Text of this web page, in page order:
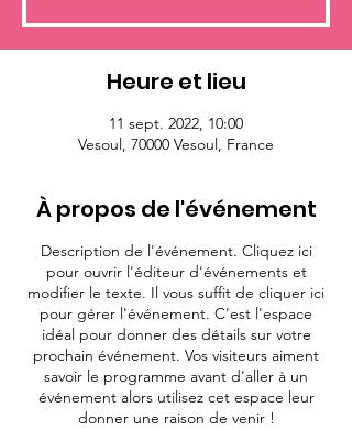
Heure et lieu
11 sept. 2022, 10:00
Vesoul, 70000 Vesoul, France
À propos de l'événement
Description de l'événement. Cliquez ici
pour ouvrir l'éditeur d'événements et
modifier le texte. Il vous suffit de cliquer ici
pour gérer l'événement. C'est l'espace
idéal pour donner des détails sur votre
prochain événement. Vos visiteurs aiment
savoir le programme avant d'aller à un
événement alors utilisez cet espace leur
donner une raison de venir !